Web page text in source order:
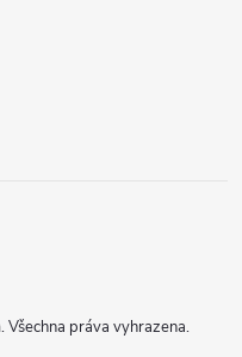
. Všechna práva vyhrazena.